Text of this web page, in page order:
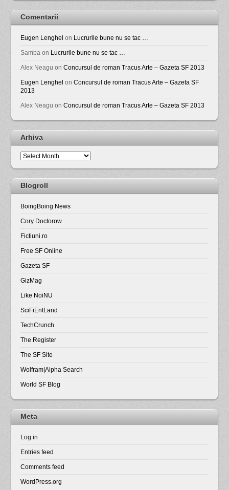
Comentarii
Eugen Lenghel on Lucrurile bune nu se tac …
Samba on Lucrurile bune nu se tac …
Alex Neagu onConcursul de roman Tracus Arte – Gazeta SF 2013
Eugen Lenghel onConcursul de roman Tracus Arte – Gazeta SF
2013
Alex Neagu onConcursul de roman Tracus Arte – Gazeta SF 2013
Arhiva
Arhiva
Blogroll
BoingBoing News
Cory Doctorow
Fictiuni.ro
Free SF Online
Gazeta SF
GizMag
Like NoiNU
SciFiEntLand
TechCrunch
The Register
The SF Site
Wolfram|Alpha Search
World SF Blog
Meta
Log in
Entries feed
Comments feed
WordPress.org